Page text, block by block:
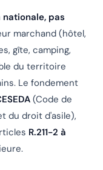
nationale, pas
marchand (hôtel,
gîte, camping,
du territoire
Le fondement
(Code de
du droit d'asile),
R.211-2 à